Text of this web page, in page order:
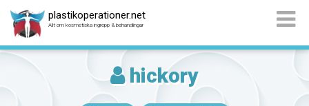
plastikoperationer.net
Allt om kosmetiska ingrepp & behandlingar
hickory